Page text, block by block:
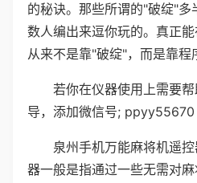
的秘诀。那些所谓的"破绽"
数人编出来逗你玩的。真正
从来不是靠"破绽"，而是靠程
若你在仪器使用上需要
导，添加微信号; ppyy55670
泉州手机万能麻将机遥
器一般是指通过一些无需对